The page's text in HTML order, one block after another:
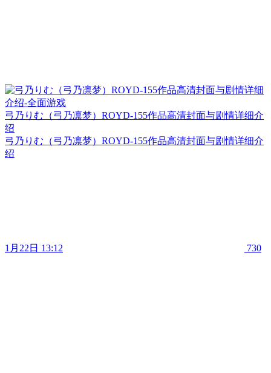
弓乃りむ（弓乃凛梦）ROYD-155作品高清封面与剧情详细介
绍
弓乃りむ（弓乃凛梦）ROYD-155作品高清封面与剧情详细介
绍
1月22日 13:12 730